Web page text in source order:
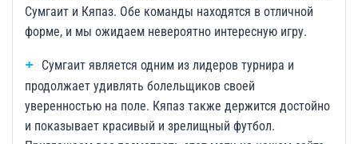
Сумгаит и Кяпаз. Обе команды находятся в отличной
форме, и мы ожидаем невероятно интересную игру.
Сумгаит является одним из лидеров турнира и
продолжает удивлять болельщиков своей
уверенностью на поле. Кяпаз также держится достойно
и показывает красивый и зрелищный футбол.